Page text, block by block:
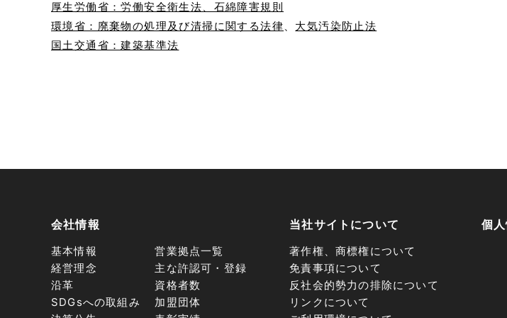
厚⽣労働省：労働安全衛⽣法、⽯綿障害規則
環境省：廃棄物の処理及び清掃に関する法律、 ⼤気汚染防⽌法
国⼟交通省：建築基準法
会社情報
基本情報
経営理念
沿革
SDGsへの取組み
営業拠点一覧
主な許認可・登録
資格者数
加盟団体
当社サイトについて
著作権、商標権について
免責事項について
反社会的勢力の排除について
リンクについて
個